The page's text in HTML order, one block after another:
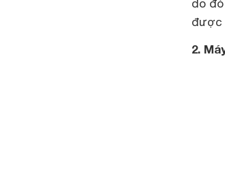
do
được
2.